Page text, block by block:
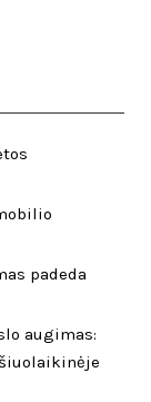
padeda
augimas: